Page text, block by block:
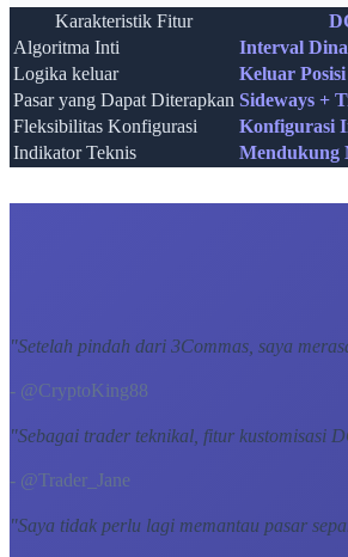
Karakteristik Fitur
Algoritma Inti
Interval
Logika keluar
Keluar
Pasar yang Dapat Diterapkan Sideways +
Fleksibilitas Konfigurasi
Konfigurasi
Indikator Teknis
Mendukung
"Setelah pindah dari 3Commas, saya
- @CryptoKing88
"Sebagai trader teknikal, fitur kustomisasi
- @Trader_Jane
"Saya tidak perlu lagi memantau pasar